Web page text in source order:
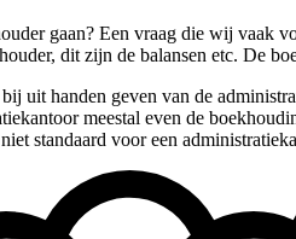
gaan? Een vraag die wij vaak
dit zijn de balansen etc. De
uit handen geven van de
meestal even de
standaard voor een